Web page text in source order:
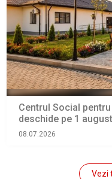
Centrul Social
deschide pe 1 august
08.07.2026
Vezi